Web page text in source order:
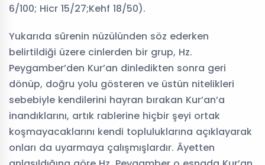
6/100; Hicr 15/27;Kehf 18/50).
Yukarıda sûrenin nüzülünden söz ederken
belirtildiği üzere cinlerden bir grup, Hz.
Peygamber’den Kur’an dinledikten sonra geri
dönüp, doğru yolu gösteren ve üstün nitelikleri
sebebiyle kendilerini hayran bırakan Kur’an’a
inandıklarını, artık rablerine hiçbir şeyi ortak
koşmayacaklarını kendi topluluklarına açıklayarak
onları da uyarmaya çalışmışlardır. Âyetten